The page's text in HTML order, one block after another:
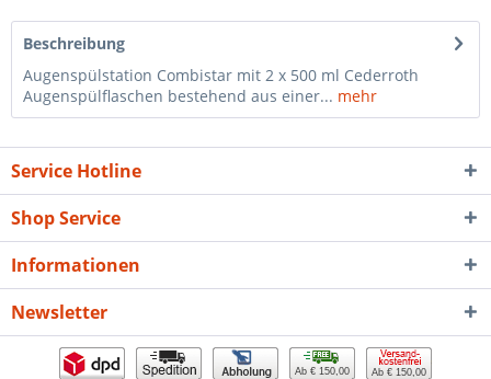
Beschreibung
Augenspülstation Combistar mit 2 x 500 ml Cederroth
Augenspülflaschen bestehend aus einer... mehr
Service Hotline
Shop Service
Informationen
Newsletter
Ab € 150,00 Ab € 150,00